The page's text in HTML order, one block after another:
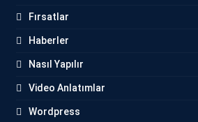
Fırsatlar
Haberler
Nasıl Yapılır
Video Anlatımlar
Wordpress